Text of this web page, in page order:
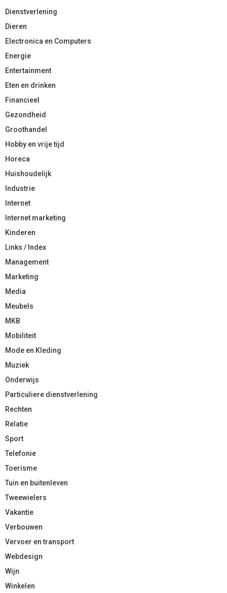
Dienstverlening
Dieren
Electronica en Computers
Energie
Entertainment
Eten en drinken
Financieel
Gezondheid
Groothandel
Hobby en vrije tijd
Horeca
Huishoudelijk
Industrie
Internet
Internet marketing
Kinderen
Links / Index
Management
Marketing
Media
Meubels
MKB
Mobiliteit
Mode en Kleding
Muziek
Onderwijs
Particuliere dienstverlening
Rechten
Relatie
Sport
Telefonie
Toerisme
Tuin en buitenleven
Tweewielers
Vakantie
Verbouwen
Vervoer en transport
Webdesign
Wijn
Winkelen